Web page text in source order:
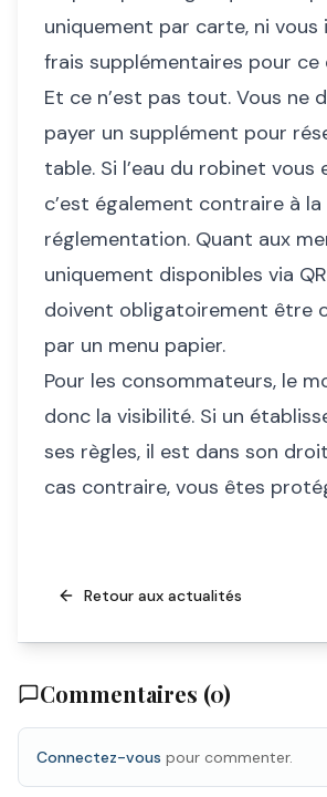
uniquement par carte, ni vous
frais supplémentaires pour ce
Et ce n’est pas tout. Vous ne
payer un supplément pour
table. Si l’eau du robinet vous
c’est également contraire à la
réglementation. Quant aux
uniquement disponibles via
doivent obligatoirement être
par un menu papier.
Pour les consommateurs, le
donc la visibilité. Si un
ses règles, il est dans son
cas contraire, vous êtes
Retour aux actualités
Commentaires (0)
Connectez-vous pour commenter.